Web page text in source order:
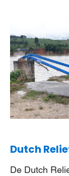
Dutch
De Dutch